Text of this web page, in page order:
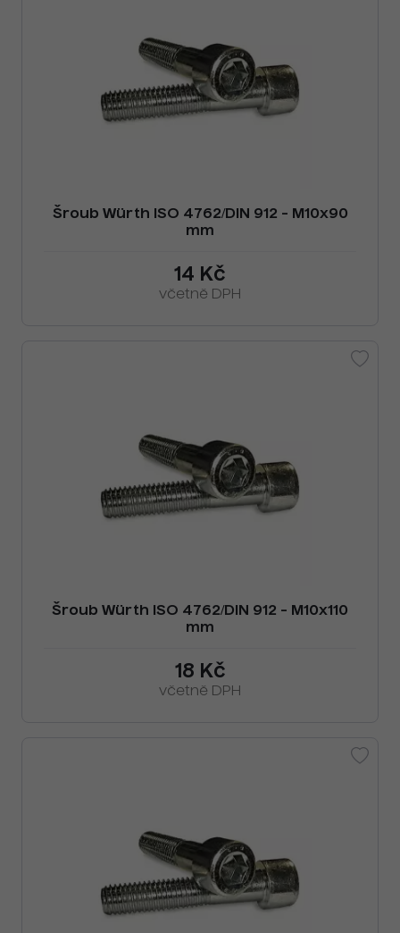
Šroub Würth ISO 4762/DIN 912 - M10x90
mm
14 Kč
včetně DPH
Šroub Würth ISO 4762/DIN 912 - M10x110
mm
18 Kč
včetně DPH